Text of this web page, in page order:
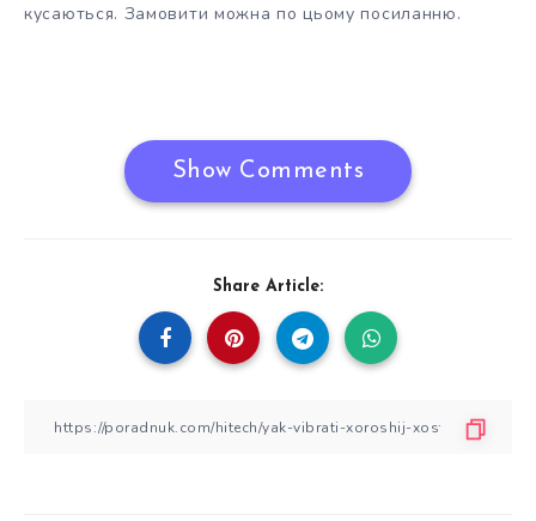
кусаються. Замовити можна по цьому посиланню.
Show Comments
Share Article: